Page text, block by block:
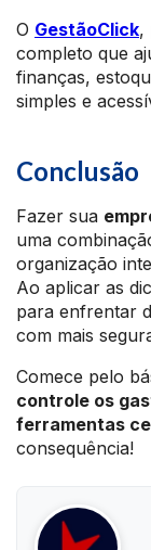
O GestãoClick,
completo que
finanças,
simples e
Conclusão
Fazer sua
uma
organização
Ao aplicar as
para enfrentar
com mais
Comece pelo
controle os
ferramentas
consequência!